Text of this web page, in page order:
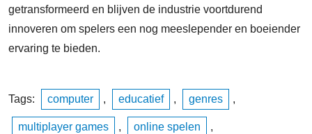
getransformeerd en blijven de industrie voortdurend
innoveren om spelers een nog meeslepender en boeiender
ervaring te bieden.
Tags: computer , educatief , genres ,
multiplayer games , online spelen ,